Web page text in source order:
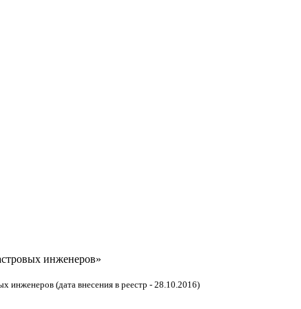
инженеров»
инженеров (дата внесения в реестр - 28.10.2016)